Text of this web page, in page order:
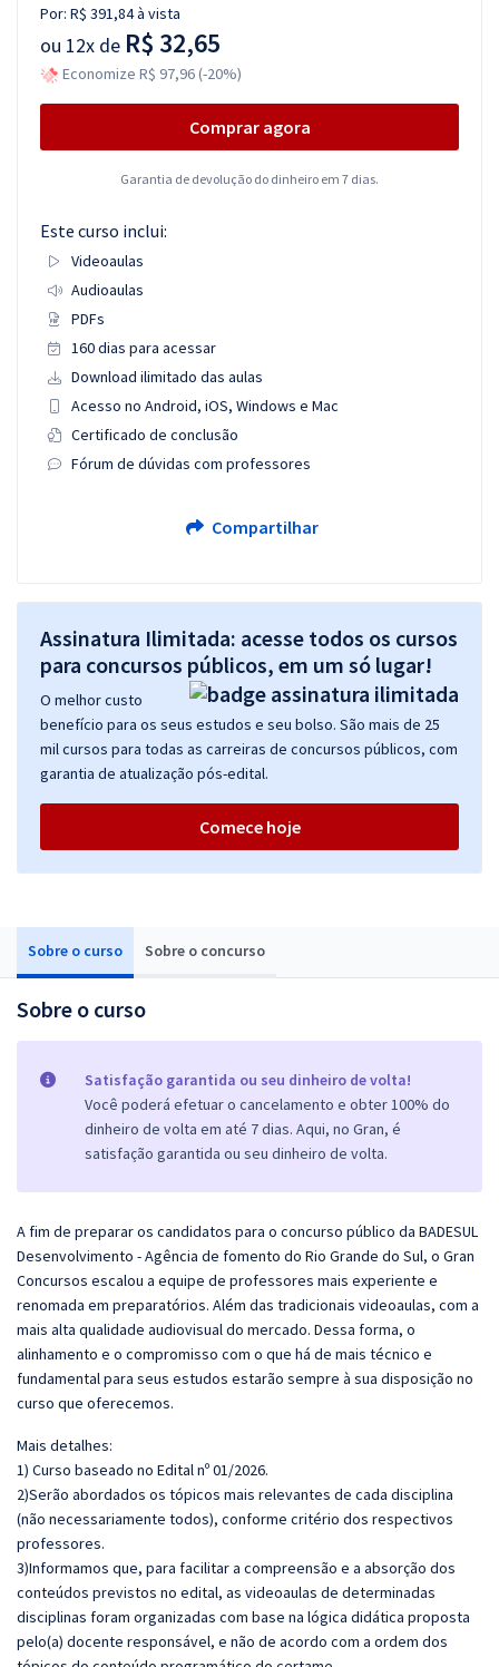
Sobre o curso Sobre o concurso
Sobre o curso
Satisfação garantida ou seu dinheiro de volta!
Você poderá efetuar o cancelamento e obter 100% do
dinheiro de volta em até 7 dias. Aqui, no Gran, é
satisfação garantida ou seu dinheiro de volta.
A fim de preparar os candidatos para o concurso público da BADESUL
Desenvolvimento - Agência de fomento do Rio Grande do Sul, o Gran
Concursos escalou a equipe de professores mais experiente e
renomada em preparatórios. Além das tradicionais videoaulas, com a
mais alta qualidade audiovisual do mercado. Dessa forma, o
alinhamento e o compromisso com o que há de mais técnico e
fundamental para seus estudos estarão sempre à sua disposição no
curso que oferecemos.
Mais detalhes:
1) Curso baseado no Edital nº 01/2026.
2)Serão abordados os tópicos mais relevantes de cada disciplina
(não necessariamente todos), conforme critério dos respectivos
professores.
3)Informamos que, para facilitar a compreensão e a absorção dos
conteúdos previstos no edital, as videoaulas de determinadas
disciplinas foram organizadas com base na lógica didática proposta
pelo(a) docente responsável, e não de acordo com a ordem dos
Por: R$ 391,84à vista
ou 12x de R$ 32,65
Economize R$ 97,96 (-20%)
Comprar agora
Garantia de devolução do dinheiro em 7 dias.
Este curso inclui:
Videoaulas
Audioaulas
PDFs
160 dias para acessar
Download ilimitado das aulas
Acesso no Android, iOS, Windows e Mac
Certificado de conclusão
Fórum de dúvidas com professores
Compartilhar
Assinatura Ilimitada: acesse todos os cursos
para concursos públicos, em um só lugar!
O melhor custo
benefício para os seus estudos e seu bolso. São mais de 25
mil cursos para todas as carreiras de concursos públicos, com
garantia de atualização pós-edital.
Comece hoje